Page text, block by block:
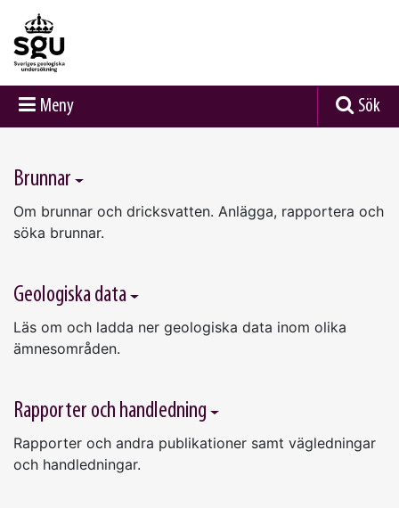
Meny Sök
Brunnar
Om brunnar och dricksvatten. Anlägga, rapportera och
söka brunnar.
Geologiska data
Läs om och ladda ner geologiska data inom olika
ämnesområden.
Rapporter och handledning
Rapporter och andra publikationer samt vägledningar
och handledningar.